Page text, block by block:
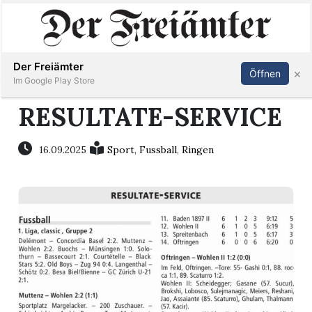
Immobilien
Stellen
E-
Paper
Newsletter
Inserieren Abonnieren Anmelden
RESULTATE-SERVICE
16.09.2025 Sport,Fussball,Ringen
Der Freiämter
Im Google Play Store
Öffnen ×